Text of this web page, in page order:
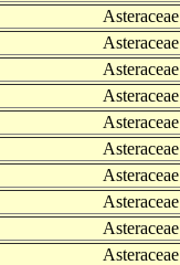
Asteraceae
Asteraceae
Asteraceae
Asteraceae
Asteraceae
Asteraceae
Asteraceae
Asteraceae
Asteraceae
Asteraceae